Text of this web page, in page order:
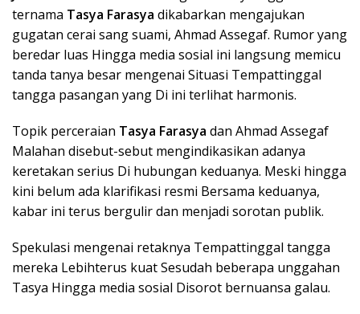
ternama Tasya Farasya dikabarkan mengajukan
gugatan cerai sang suami, Ahmad Assegaf. Rumor yang
beredar luas Hingga media sosial ini langsung memicu
tanda tanya besar mengenai Situasi Tempattinggal
tangga pasangan yang Di ini terlihat harmonis.
Topik perceraian Tasya Farasya dan Ahmad Assegaf
Malahan disebut-sebut mengindikasikan adanya
keretakan serius Di hubungan keduanya. Meski hingga
kini belum ada klarifikasi resmi Bersama keduanya,
kabar ini terus bergulir dan menjadi sorotan publik.
Spekulasi mengenai retaknya Tempattinggal tangga
mereka Lebihterus kuat Sesudah beberapa unggahan
Tasya Hingga media sosial Disorot bernuansa galau.